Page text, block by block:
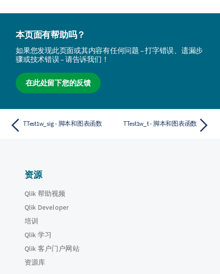
本页面有帮助吗？
如果您发现此页面或其内容有任何问题 – 打字错误、遗漏步
骤或技术错误 – 请告诉我们！
在此处留下您的反馈
TTest1w_sig - 脚本和图表函数 TTest1w_t - 脚本和图表函数
资源
Qlik 帮助视频
Qlik Developer
培训
Qlik 学习
Qlik 客户门户网站
资源库